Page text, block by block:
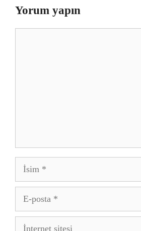
Yorum yapın
İsim
posta
İnternet